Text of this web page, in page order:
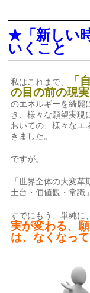
★「新しい
いくこと
私はこれまで、
「
の目の前の現実
のエネルギーを綺麗
き、様々な願望実現
おいての、様々なエ
きました。
ですが。
「世界全体の大変
土台・価値観・常識
すでにもう、単純に、
実が変わる、
は、なくなっ